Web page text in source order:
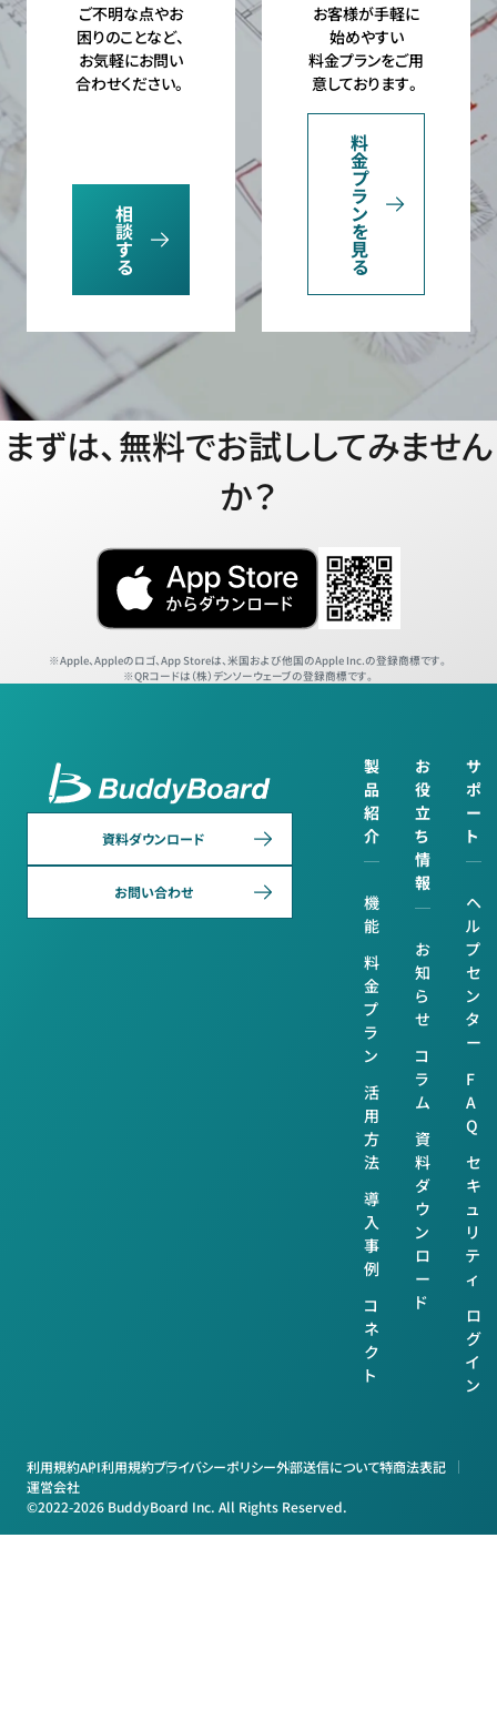
ご不明な点やお
困りのことなど、
お気軽にお問い
合わせください。
相
談
す
る
お客様が手軽に
始めやすい
料金プランをご用
意しております。
料
金
プ
ラ
ン
を
見
る
まずは、無料でお試ししてみません
か？
Apple、Appleのロゴ、App Storeは、米国および他国のApple Inc.の登録商標です。
QRコードは（株）デンソーウェーブの登録商標です。
資料ダウンロード
お問い合わせ
製
品
紹
介
機
能
料
金
プ
ラ
ン
活
用
方
法
導
入
事
例
コ
ネ
ク
ト
お
役
立
ち
情
報
お
知
ら
せ
コ
ラ
ム
資
料
ダ
ウ
ン
ロ
ー
ド
サ
ポ
ー
ト
ヘ
ル
プ
セ
ン
タ
ー
F
A
Q
セ
キ
ュ
リ
テ
ィ
ロ
グ
イ
ン
利用規約API利用規約プライバシーポリシー外部送信について特商法表記
運営会社
©2022-2026 BuddyBoard Inc. All Rights Reserved.